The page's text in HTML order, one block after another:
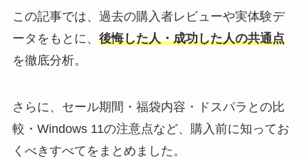
この記事では、過去の購入者レビューや実体験デ
ータをもとに、 後悔した人・成功した人の共通点
を徹底分析。
さらに、セール期間・福袋内容・ドスパラとの比
較・Windows 11の注意点など、購入前に知ってお
くべきすべてをまとめました。